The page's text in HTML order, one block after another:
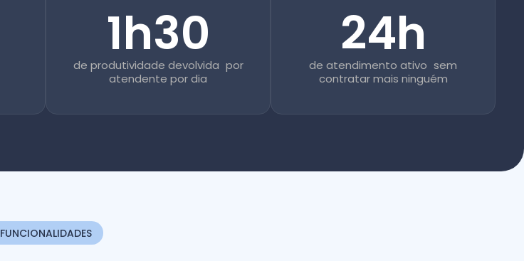
1h30
de produtividade devolvida por
atendente por dia
24h
de atendimento ativo sem
contratar mais ninguém
FUNCIONALIDADES